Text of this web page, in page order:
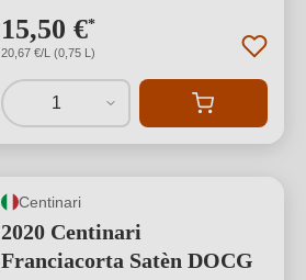
15,50 €*
20,67 €/L (0,75 L)
1
Centinari
2020 Centinari
Franciacorta Satèn DOCG